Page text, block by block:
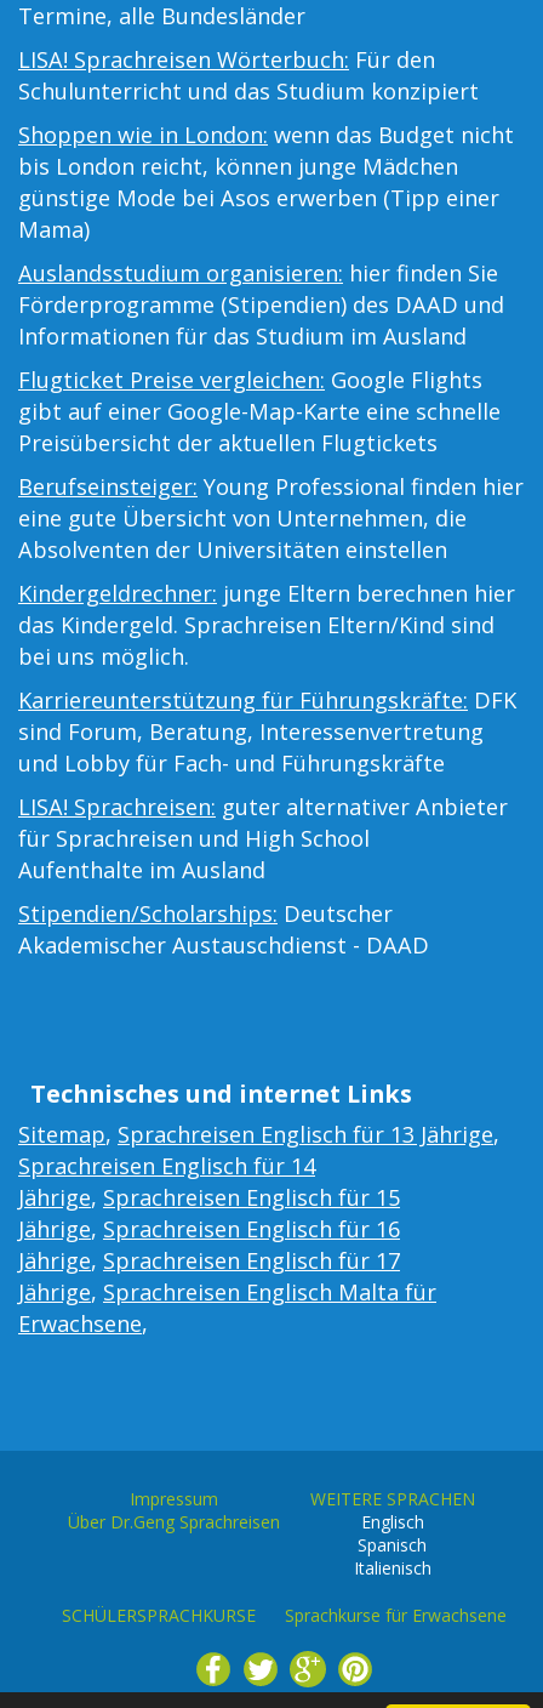
Termine, alle Bundesländer
LISA! Sprachreisen Wörterbuch: Für den
Schulunterricht und das Studium konzipiert
Shoppen wie in London: wenn das Budget nicht
bis London reicht, können junge Mädchen
günstige Mode bei Asos erwerben (Tipp einer
Mama)
Auslandsstudium organisieren: hier finden Sie
Förderprogramme (Stipendien) des DAAD und
Informationen für das Studium im Ausland
Flugticket Preise vergleichen: Google Flights
gibt auf einer Google-Map-Karte eine schnelle
Preisübersicht der aktuellen Flugtickets
Berufseinsteiger: Young Professional finden hier
eine gute Übersicht von Unternehmen, die
Absolventen der Universitäten einstellen
Kindergeldrechner: junge Eltern berechnen hier
das Kindergeld. Sprachreisen Eltern/Kind sind
bei uns möglich.
Karriereunterstützung für Führungskräfte: DFK
sind Forum, Beratung, Interessenvertretung
und Lobby für Fach- und Führungskräfte
LISA! Sprachreisen: guter alternativer Anbieter
für Sprachreisen und High School
Aufenthalte im Ausland
Stipendien/Scholarships: Deutscher
Akademischer Austauschdienst - DAAD
Technisches und internet Links
Sitemap, Sprachreisen Englisch für 13 Jährige,
Sprachreisen Englisch für 14
Jährige, Sprachreisen Englisch für 15
Jährige, Sprachreisen Englisch für 16
Jährige, Sprachreisen Englisch für 17
Jährige, Sprachreisen Englisch Malta für
Erwachsene,
Impressum
Über Dr.Geng Sprachreisen
WEITERE SPRACHEN
Englisch
Spanisch
Italienisch
SCHÜLERSPRACHKURSE Sprachkurse für Erwachsene